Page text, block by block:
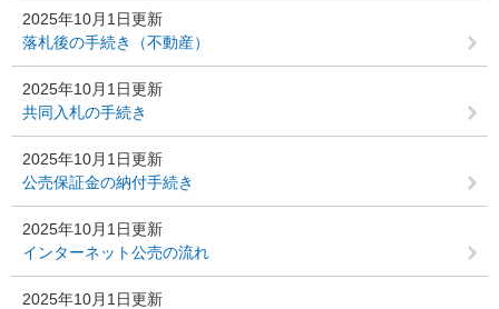
2025年10月1日更新
落札後の手続き（不動産）
2025年10月1日更新
共同入札の手続き
2025年10月1日更新
公売保証金の納付手続き
2025年10月1日更新
インターネット公売の流れ
2025年10月1日更新